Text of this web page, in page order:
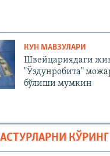
КУН МАВЗУЛАРИ
Швейцариядаги
"Ўздунробита"
бўлиши мумкин
КЎРИНГ